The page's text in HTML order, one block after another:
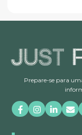
Prepare-se para